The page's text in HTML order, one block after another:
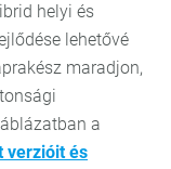
helyi és
lehetővé
maradjon,
a
verzióit és